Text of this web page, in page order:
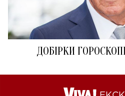
ДОБІРКИ